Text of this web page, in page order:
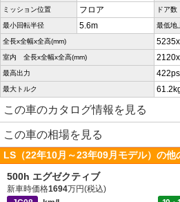
ミッション位置 フロア ドア数
最小回転半径 5.6m 最低地
全長x全幅x全高(mm)
室内 全長x全幅x全高(mm)
最高出力
最大トルク
この車のカタログ情報を見る
この車の相場を見る
LS（22年10月～23年09月モデル）の他
500h エグゼクティブ
新車時価格1694万円(税込)